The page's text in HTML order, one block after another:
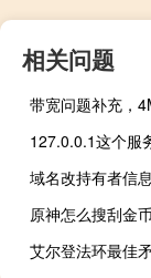
相关问题
原神怎么搜刮金
艾尔登法环最佳